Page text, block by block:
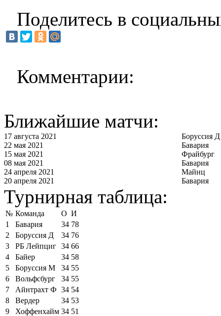
Поделитесь в
Комментарии:
Ближайшие матчи:
17 августа 2021
Боруссия Д
22 мая 2021
Бавария
15 мая 2021
Фрайбург
08 мая 2021
Бавария
24 апреля 2021
Майнц
20 апреля 2021
Бавария
Турнирная таблица:
№ Команда О И
1
Бавария 34 78
2
Боруссия Д 34 76
3
РБ Лейпциг 34 66
4
Байер 34 58
5
Боруссия М 34 55
6
Вольфсбург 34 55
7
Айнтрахт Ф 34 54
8
Вердер 34 53
9
Хоффенхайм 34 51